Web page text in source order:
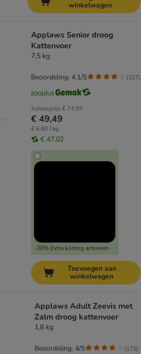
winkelwagen
Applaws Senior droog
Kattenvoer
7,5 kg
Adviesprijs € 74,59
€ 49,49
€ 6,60 / kg
€ 47,02
-20% Extra korting activeren
Beoordeling: 4.1/5 (327)
Toevoegen aan
winkelwagen
Applaws Adult Zeevis met
Zalm droog kattenvoer
1,8 kg
Beoordeling: 4/5 (175)